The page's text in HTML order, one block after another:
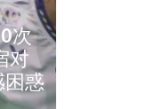
赛｜
会师
女